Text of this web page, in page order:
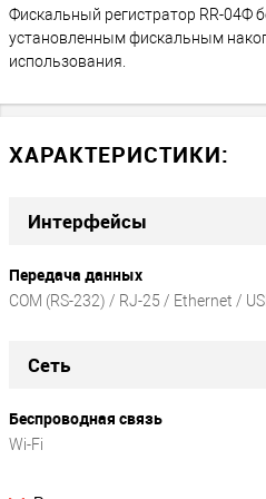
Фискальный регистратор RR-04Ф
установленным фискальным
использования.
ХАРАКТЕРИСТИКИ:
Интерфейсы
Передача данных
COM (RS-232) / RJ-25 / Ethernet /
Сеть
Беспроводная связь
Wi-Fi